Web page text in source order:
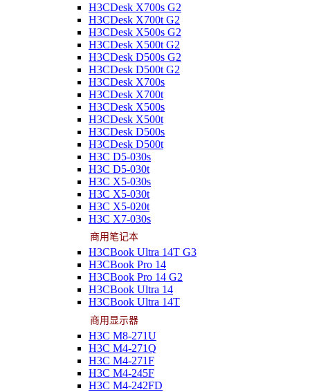
H3CDesk X700s G2
H3CDesk X700t G2
H3CDesk X500s G2
H3CDesk X500t G2
H3CDesk D500s G2
H3CDesk D500t G2
H3CDesk X700s
H3CDesk X700t
H3CDesk X500s
H3CDesk X500t
H3CDesk D500s
H3CDesk D500t
H3C D5-030s
H3C D5-030t
H3C X5-030s
H3C X5-030t
H3C X5-020t
H3C X7-030s
商用笔记本
H3CBook Ultra 14T G3
H3CBook Pro 14
H3CBook Pro 14 G2
H3CBook Ultra 14
H3CBook Ultra 14T
商用显示器
H3C M8-271U
H3C M4-271Q
H3C M4-271F
H3C M4-245F
H3C M4-242FD